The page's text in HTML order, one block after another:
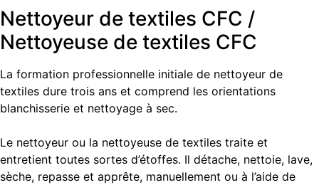
Nettoyeur de textiles CFC /
Nettoyeuse de textiles CFC
La formation professionnelle initiale de nettoyeur de
textiles dure trois ans et comprend les orientations
blanchisserie et nettoyage à sec.
Le nettoyeur ou la nettoyeuse de textiles traite et
entretient toutes sortes d’étoffes. Il détache, nettoie, lave,
sèche, repasse et apprête, manuellement ou à l’aide de